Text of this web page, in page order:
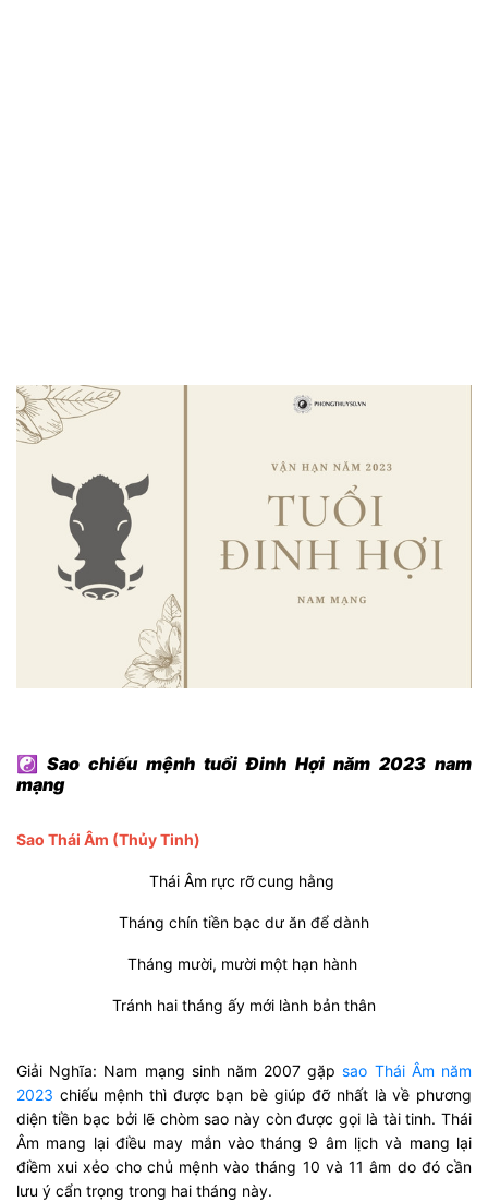
☯ Sao chiếu mệnh tuổi Đinh Hợi năm 2023 nam
mạng
Sao Thái Âm (Thủy Tinh)
Thái Âm rực rỡ cung hằng
Tháng chín tiền bạc dư ăn để dành
Tháng mười, mười một hạn hành
Tránh hai tháng ấy mới lành bản thân
Giải Nghĩa: Nam mạng sinh năm 2007 gặpsao Thái Âm năm
2023 chiếu mệnh thì được bạn bè giúp đỡ nhất là về phương
diện tiền bạc bởi lẽ chòm sao này còn được gọi là tài tinh. Thái
Âm mang lại điều may mắn vào tháng 9 âm lịch và mang lại
điềm xui xẻo cho chủ mệnh vào tháng 10 và 11 âm do đó cần
lưu ý cẩn trọng trong hai tháng này.